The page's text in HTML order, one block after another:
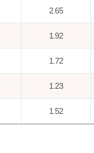
2.65
1.92
1.72
1.23
1.52